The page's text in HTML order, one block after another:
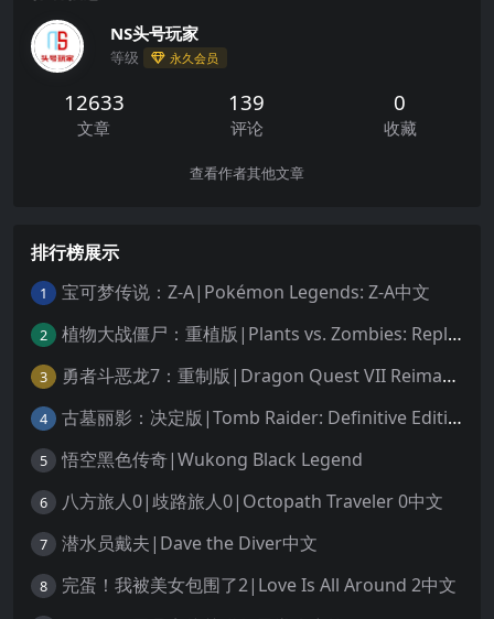
NS头号玩家
等级 永久会员
12633
文章
139
评论
0
收藏
查看作者其他文章
排行榜展示
1 宝可梦传说：Z-A|Pokémon Legends: Z-A中文
2 植物大战僵尸：重植版|Plants vs. Zombies: Replanted中文
3 勇者斗恶龙7：重制版|Dragon Quest VII Reimagined中文
4 古墓丽影：决定版|Tomb Raider: Definitive Edition中文
5 悟空黑色传奇|Wukong Black Legend
6 八方旅人0|歧路旅人0|Octopath Traveler 0中文
7 潜水员戴夫|Dave the Diver中文
8 完蛋！我被美女包围了2|Love Is All Around 2中文